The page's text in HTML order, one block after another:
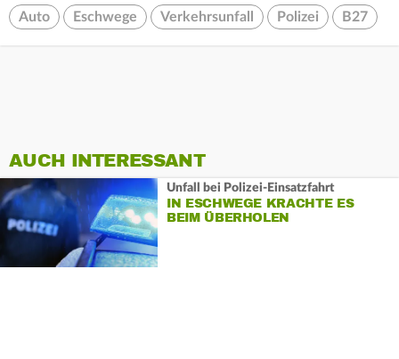
Auto Eschwege Verkehrsunfall Polizei B27
AUCH INTERESSANT
Unfall bei Polizei-Einsatzfahrt
IN ESCHWEGE KRACHTE ES
BEIM ÜBERHOLEN